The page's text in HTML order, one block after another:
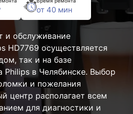
от 40 мин
и обслуживание
HD7769 осуществляется
так и на базе
Philips в Челябинске. Выбор
и пожелания
центр располагает всем
для диагностики и